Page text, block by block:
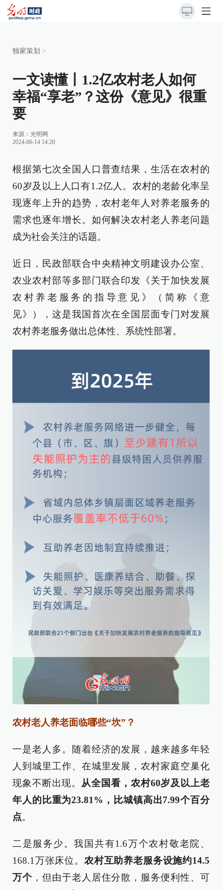
独家策划 >
一文读懂丨1.2亿农村老人如何
幸福“享老”？这份《意见》很重
要
来源： 光明网
2024-06-14 14:20
根据第七次全国人口普查结果，生活在农村的
60岁及以上人口有1.2亿人。农村的老龄化率呈
现逐年上升的趋势，农村老年人对养老服务的
需求也逐年增长。如何解决农村老人养老问题
成为社会关注的话题。
近日，民政部联合中央精神文明建设办公室、
农业农村部等多部门联合印发《关于加快发展
农村养老服务的指导意见》（简称《意
见》），这是我国首次在全国层面专门对发展
农村养老服务做出总体性、系统性部署。
农村老人养老面临哪些“坎”？
一是老人多。随着经济的发展，越来越多年轻
人到城里工作、在城里发展，农村家庭空巢化
现象不断出现。 从全国看，农村60岁及以上老
年人的比重为23.81%，比城镇高出7.99个百分
点。
二是服务少。我国共有1.6万个农村敬老院、
168.1万张床位。 农村互助养老服务设施约14.5
万个，但由于老人居住分散，服务便利性、可